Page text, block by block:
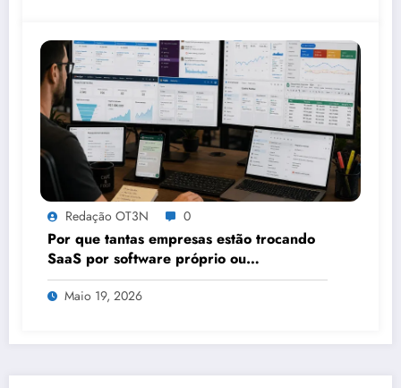
Redação OT3N 0
Por que tantas empresas estão trocando
SaaS por software próprio ou
plataformas que permitem
customizações?
Maio 19, 2026